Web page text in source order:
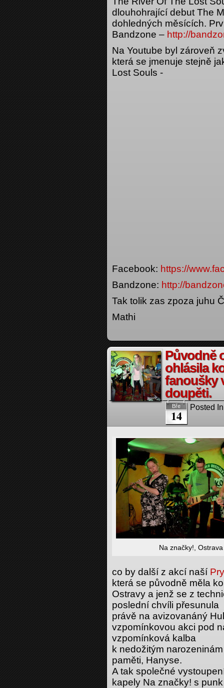
dlouhohrající debut The
dohledných měsících.
Bandzone – http://
Na Youtube byl zároveň
která se jmenuje stejně
Lost Souls -
Facebook: https://
Bandzone: http://
Tak tolik zas zpoza juhu
Mathi
Původně
ohlásila
fanoušky
doupěti.
Bře
14
Posted
Na značky!, Ostrava
co by další z akcí naší
která se původně měla
Ostravy a jenž se z
poslední chvíli přesunula
právě na avizovanáný
vzpomínkovou akci pod
vzpomínková kalba
k nedožitým
paměti, Hanyse.
A tak společné
kapely Na značky! s